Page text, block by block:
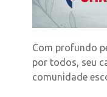
Com profundo
por todos, seu
comunidade